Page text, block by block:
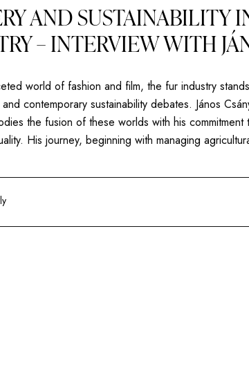
AND SUSTAINABILITY
– INTERVIEW WITH
world of fashion and film, the fur industry
and contemporary sustainability debates. János
the fusion of these worlds with his
His journey, beginning with managing